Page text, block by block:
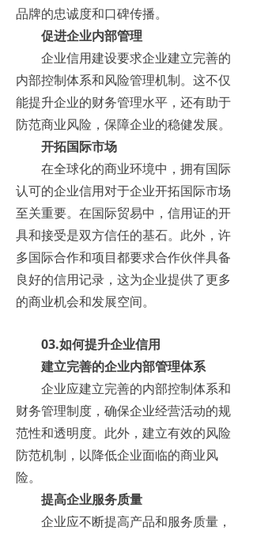
品牌的忠诚度和口碑传播。
促进企业内部管理
企业信用建设要求企业建立完善的
内部控制体系和风险管理机制。这不仅
能提升企业的财务管理水平，还有助于
防范商业风险，保障企业的稳健发展。
开拓国际市场
在全球化的商业环境中，拥有国际
认可的企业信用对于企业开拓国际市场
至关重要。在国际贸易中，信用证的开
具和接受是双方信任的基石。此外，许
多国际合作和项目都要求合作伙伴具备
良好的信用记录，这为企业提供了更多
的商业机会和发展空间。
03.如何提升企业信用
建立完善的企业内部管理体系
企业应建立完善的内部控制体系和
财务管理制度，确保企业经营活动的规
范性和透明度。此外，建立有效的风险
防范机制，以降低企业面临的商业风
险。
提高企业服务质量
企业应不断提高产品和服务质量，